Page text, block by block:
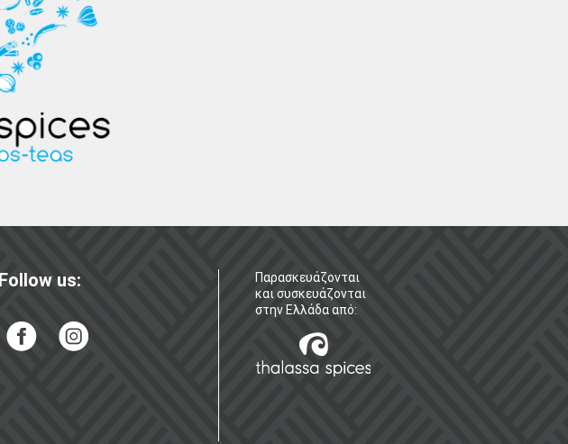
Follow us:
Παρασκευάζονται
και συσκευάζονται
στην Ελλάδα από: